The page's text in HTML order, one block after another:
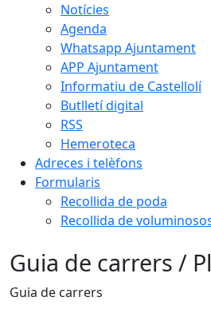
Notícies
Agenda
Whatsapp Ajuntament
APP Ajuntament
Informatiu de Castellolí
Butlletí digital
RSS
Hemeroteca
Adreces i telèfons
Formularis
Recollida de poda
Recollida de
Guia de carrers /
Guia de carrers